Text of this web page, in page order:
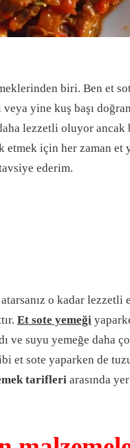
biri. Ben et
yine kuş başı
lezzetli oluyor ancak
için her zaman et
ederim.
o kadar
Et sote yemeği
ve suyu yemeğe daha
et sote yaparken de
tarifleri arasında